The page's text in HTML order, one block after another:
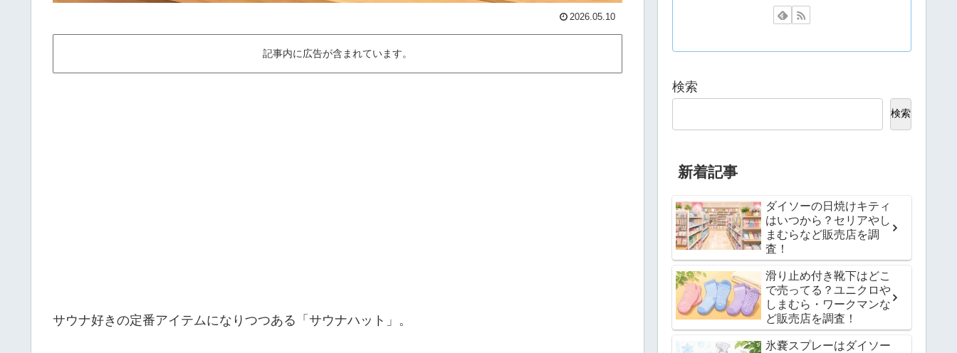
2026.05.10
記事内に広告が含まれています。
サウナ好きの定番アイテムになりつつある「サウナハット」。
検索
検索
新着記事
ダイソーの日焼けキティ
はいつから？セリアやし
まむらなど販売店を調
査！
滑り止め付き靴下はどこ
で売ってる？ユニクロや
しまむら・ワークマンな
ど販売店を調査！
氷嚢スプレーはダイソー